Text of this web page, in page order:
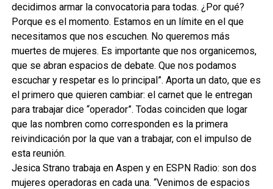
decidimos armar la convocatoria para todas. ¿Por qué?
Porque es el momento. Estamos en un límite en el que
necesitamos que nos escuchen. No queremos más
muertes de mujeres. Es importante que nos organicemos,
que se abran espacios de debate. Que nos podamos
escuchar y respetar es lo principal”. Aporta un dato, que es
el primero que quieren cambiar: el carnet que le entregan
para trabajar dice “operador”. Todas coinciden que logar
que las nombren como corresponden es la primera
reivindicación por la que van a trabajar, con el impulso de
esta reunión.
Jesica Strano trabaja en Aspen y en ESPN Radio: son dos
mujeres operadoras en cada una. “Venimos de espacios